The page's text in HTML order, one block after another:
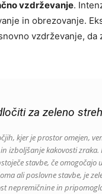
vzdrževanje.
in obrezovanje.
vzdrževanje,
za zeleno
kjer je prostor omejen,
izboljšanje kakovosti
stavbe, če omogočajo
ali poslovne stavbe, je
nepremičnine in